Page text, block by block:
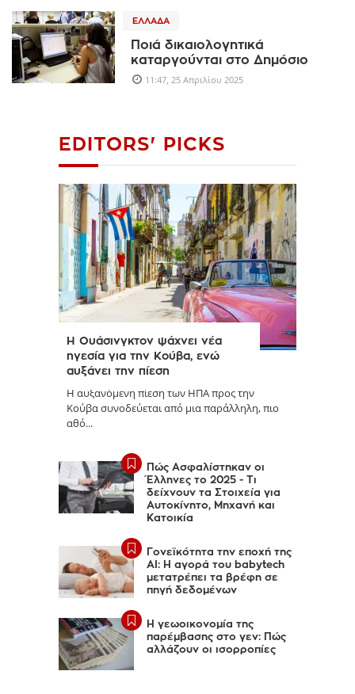
ΕΛΛΆΔΑ
Ποιά δικαιολογητικά
καταργούνται στο Δημόσιο
11:47, 25 Απριλίου 2025
EDITORS' PICKS
Η Ουάσινγκτον ψάχνει νέα
ηγεσία για την Κούβα, ενώ
αυξάνει την πίεση
Η αυξανόμενη πίεση των ΗΠΑ προς την
Κούβα συνοδεύεται από μια παράλληλη, πιο
αθό...
Πώς Ασφαλίστηκαν οι
Έλληνες το 2025 - Τι
δείχνουν τα Στοιχεία για
Αυτοκίνητο, Μηχανή και
Κατοικία
Γονεϊκότητα την εποχή της
AI: Η αγορά του babytech
μετατρέπει τα βρέφη σε
πηγή δεδομένων
Η γεωοικονομία της
παρέμβασης στο γεν: Πώς
αλλάζουν οι ισορροπίες